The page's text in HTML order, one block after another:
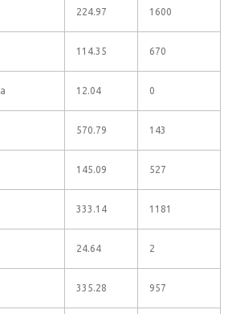
224.97 1600
114.35 670
12.04 0
570.79 143
145.09 527
333.14 1181
24.64 2
335.28 957